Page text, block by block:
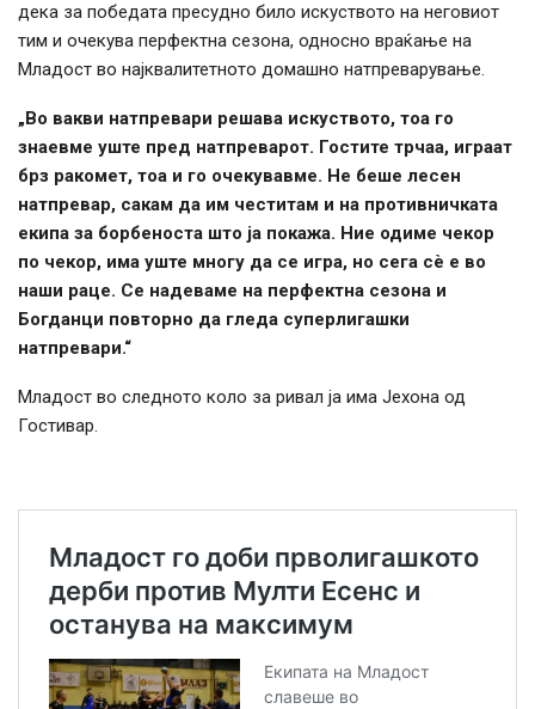
дека за победата пресудно било искуството на неговиот
тим и очекува перфектна сезона, односно враќање на
Младост во најквалитетното домашно натпреварување.
„Во вакви натпревари решава искуството, тоа го
знаевме уште пред натпреварот. Гостите трчаа, играат
брз ракомет, тоа и го очекувавме. Не беше лесен
натпревар, сакам да им честитам и на противничката
екипа за борбеноста што ја покажа. Ние одиме чекор
по чекор, има уште многу да се игра, но сега сè е во
наши раце. Се надеваме на перфектна сезона и
Богданци повторно да гледа суперлигашки
натпревари.“
Младост во следното коло за ривал ја има Јехона од
Гостивар.